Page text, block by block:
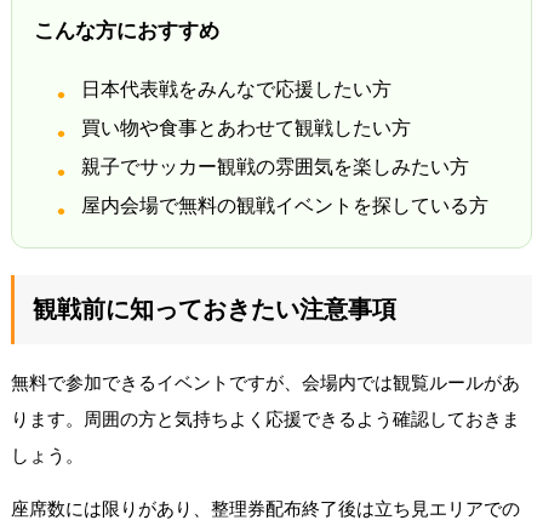
こんな方におすすめ
日本代表戦をみんなで応援したい方
買い物や食事とあわせて観戦したい方
親子でサッカー観戦の雰囲気を楽しみたい方
屋内会場で無料の観戦イベントを探している方
観戦前に知っておきたい注意事項
無料で参加できるイベントですが、会場内では観覧ルールがあ
ります。周囲の方と気持ちよく応援できるよう確認しておきま
しょう。
座席数には限りがあり、整理券配布終了後は立ち見エリアでの